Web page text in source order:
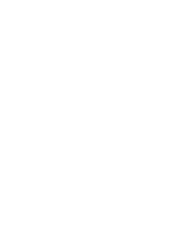
utakmice
dva pojačanja za novu
je stigao štoper Mićan
Radnika došao...